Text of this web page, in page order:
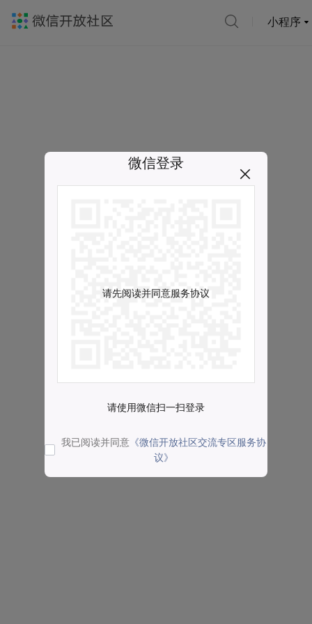
小程序
微信登录
请先阅读并同意服务协议
请使用微信扫一扫登录
我已阅读并同意 《微信开放社区交流专区服务协
议》